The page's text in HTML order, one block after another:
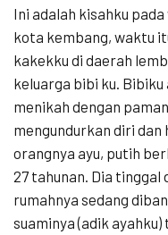
Ini adalah kisahku
kota kembang, waktu
kakekku di daerah
keluarga bibi ku.
menikah dengan
mengundurkan diri dan
orangnya ayu, putih
27 tahunan. Dia
rumahnya sedang
suaminya (adik